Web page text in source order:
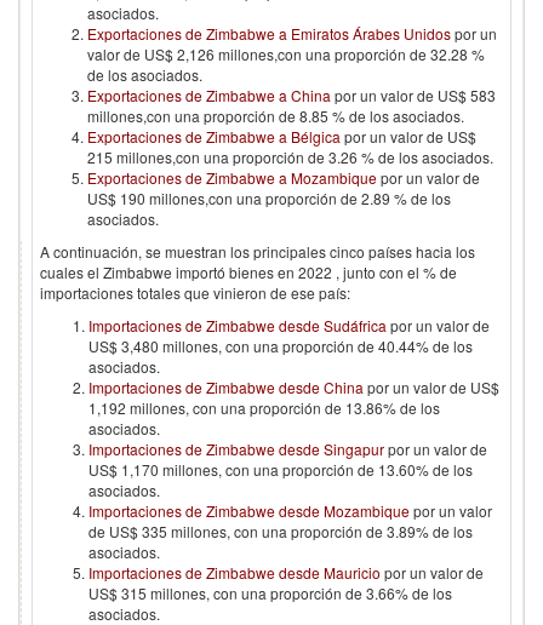
asociados.
Exportaciones de Zimbabwe a Emiratos Árabes Unidospor un
valor de US$ 2,126 millones,con una proporción de 32.28 %
de los asociados.
Exportaciones de Zimbabwe a China por un valor de US$ 583
millones,con una proporción de 8.85 % de los asociados.
Exportaciones de Zimbabwe a Bélgica por un valor de US$
215 millones,con una proporción de 3.26 % de los asociados.
Exportaciones de Zimbabwe a Mozambiquepor un valor de
US$ 190 millones,con una proporción de 2.89 % de los
asociados.
A continuación, se muestran los principales cinco países hacia los
cuales el Zimbabwe importó bienes en 2022 , junto con el % de
importaciones totales que vinieron de ese país:
Importaciones de Zimbabwe desde Sudáfrica por un valor de
US$ 3,480 millones, con una proporción de 40.44% de los
asociados.
Importaciones de Zimbabwe desde China por un valor de US$
1,192 millones, con una proporción de 13.86% de los
asociados.
Importaciones de Zimbabwe desde Singapurpor un valor de
US$ 1,170 millones, con una proporción de 13.60% de los
asociados.
Importaciones de Zimbabwe desde Mozambiquepor un valor
de US$ 335 millones, con una proporción de 3.89% de los
asociados.
Importaciones de Zimbabwe desde Mauricio por un valor de
US$ 315 millones, con una proporción de 3.66% de los
asociados.